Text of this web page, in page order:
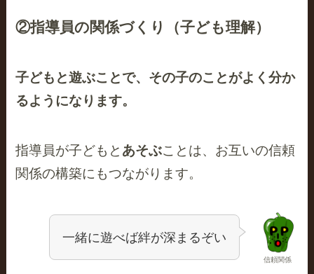
②指導員の関係づくり（子ども理解）
子どもと遊ぶことで、その子のことがよく分か
るようになります。
指導員が子どもと あそぶことは、お互いの信頼
関係の構築にもつながります。
信頼関係
一緒に遊べば絆が深まるぞい